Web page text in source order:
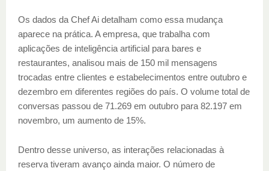
Os dados da Chef Ai detalham como essa mudança
aparece na prática. A empresa, que trabalha com
aplicações de inteligência artificial para bares e
restaurantes, analisou mais de 150 mil mensagens
trocadas entre clientes e estabelecimentos entre outubro e
dezembro em diferentes regiões do país. O volume total de
conversas passou de 71.269 em outubro para 82.197 em
novembro, um aumento de 15%.
Dentro desse universo, as interações relacionadas à
reserva tiveram avanço ainda maior. O número de